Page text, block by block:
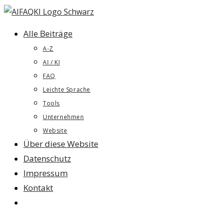
Zum
springenAlle Beiträge
A-Z
AI / KI
FAQ
Leichte Sprache
Tools
Unternehmen
Website
Über diese Website
Datenschutz
Impressum
Kontakt